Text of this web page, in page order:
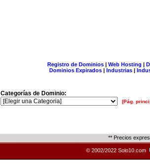
Registro de Dominios| Web Hosting |
Dominios Expirados | Industrias |
Categorías de Dominio:
[Pág.
** Precios
© 2002/2022 Solo10.com